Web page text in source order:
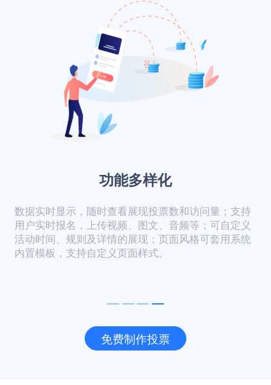
功能多样化
数据实时显示，随时查看展现投票数和访问量；支持
用户实时报名，上传视频、图文、音频等；可自定义
活动时间、规则及详情的展现；页面风格可套用系统
内置模板，支持自定义页面样式。
免费制作投票